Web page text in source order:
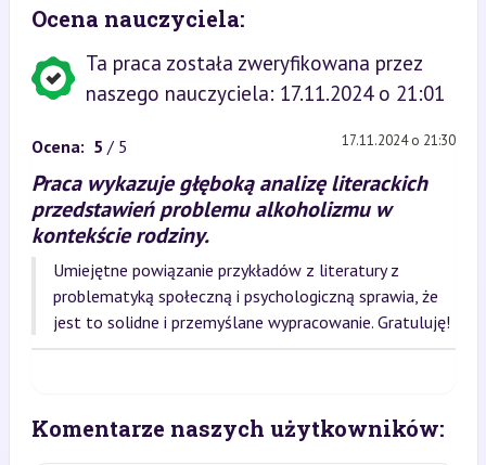
Ocena nauczyciela:
Ta praca została zweryfikowana przez
naszego nauczyciela: 17.11.2024 o 21:01
Ocena: 5 / 5 17.11.2024 o 21:30
Praca wykazuje głęboką analizę literackich
przedstawień problemu alkoholizmu w
kontekście rodziny.
Umiejętne powiązanie przykładów z literatury z
problematyką społeczną i psychologiczną sprawia, że
jest to solidne i przemyślane wypracowanie. Gratuluję!
Komentarze naszych użytkowników: